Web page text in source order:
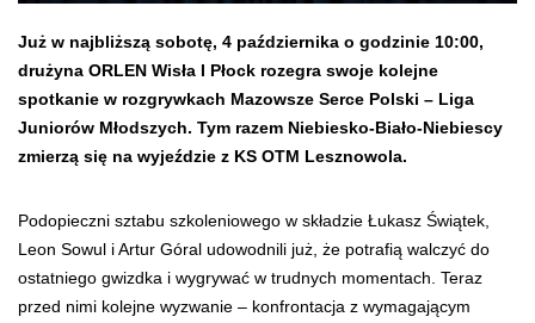
Już w najbliższą sobotę, 4 października o godzinie 10:00,
drużyna ORLEN Wisła I Płock rozegra swoje kolejne
spotkanie w rozgrywkach Mazowsze Serce Polski – Liga
Juniorów Młodszych. Tym razem Niebiesko-Biało-Niebiescy
zmierzą się na wyjeździe z KS OTM Lesznowola.
Podopieczni sztabu szkoleniowego w składzie Łukasz Świątek,
Leon Sowul i Artur Góral udowodnili już, że potrafią walczyć do
ostatniego gwizdka i wygrywać w trudnych momentach. Teraz
przed nimi kolejne wyzwanie – konfrontacja z wymagającym